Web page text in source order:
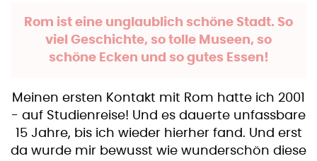
Rom ist eine unglaublich schöne Stadt. So
viel Geschichte, so tolle Museen, so
schöne Ecken und so gutes Essen!
Meinen ersten Kontakt mit Rom hatte ich 2001
- auf Studienreise! Und es dauerte unfassbare
15 Jahre, bis ich wieder hierher fand. Und erst
da wurde mir bewusst wie wunderschön diese